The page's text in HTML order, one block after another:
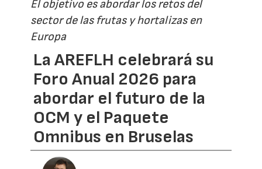
El objetivo es abordar los retos del
sector de las frutas y hortalizas en
Europa
La AREFLH celebrará su
Foro Anual 2026 para
abordar el futuro de la
OCM y el Paquete
Omnibus en Bruselas